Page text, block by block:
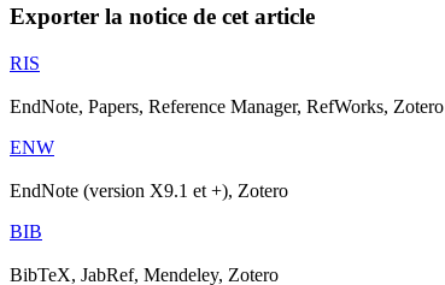
Exporter la notice de cet article
RIS
EndNote, Papers, Reference Manager, RefWorks, Zotero
ENW
EndNote (version X9.1 et +), Zotero
BIB
BibTeX, JabRef, Mendeley, Zotero